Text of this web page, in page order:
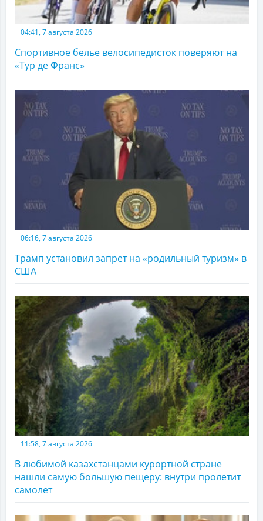
04:41, 7 августа 2026
Спортивное белье велосипедисток поверяют на
«Тур де Франс»
06:16, 7 августа 2026
Трамп установил запрет на «родильный туризм» в
США
11:58, 7 августа 2026
В любимой казахстанцами курортной стране
нашли самую большую пещеру: внутри пролетит
самолет